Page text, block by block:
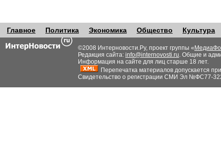
Главное Политика Экономика Общество Культура
©2008 Интерновости.Ру, проект группы «
Редакция сайта: info@internovosti.ru. Общие и
Информация на сайте для лиц старше 18 лет.
Перепечатка материалов допускается
Свидетельство о регистрации СМИ Эл №ФС77-